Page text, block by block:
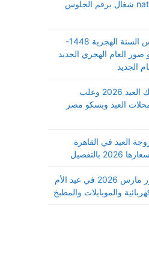
nategafany.emis شغال برقم الجلوس
رسائل تهنئة رأس السنة الهجرية 1448-
و صور العام الهجري الجديد
جميع أسعار كحك العيد 2026 وعلب
العبد وبسكو مصر
العيد في القاهرة
بالتفصيل
تخفيضات كارفور مارس 2026 في عيد الأم
والموبايلات والمطبخ